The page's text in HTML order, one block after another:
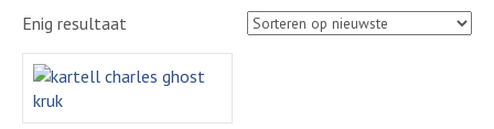
Enig resultaat